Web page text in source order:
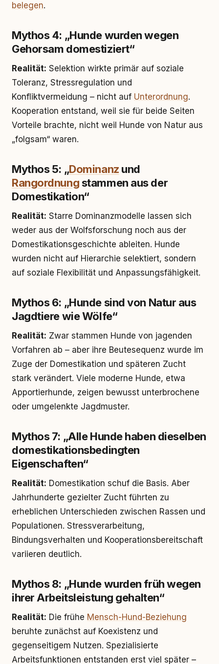
belegen.
Mythos 4: „Hunde wurden wegen
Gehorsam domestiziert“
Realität: Selektion wirkte primär auf soziale
Toleranz, Stressregulation und
Konfliktvermeidung – nicht auf Unterordnung.
Kooperation entstand, weil sie für beide Seiten
Vorteile brachte, nicht weil Hunde von Natur aus
„folgsam“ waren.
Mythos 5: „Dominanz und
Rangordnungstammen aus der
Domestikation“
Realität: Starre Dominanzmodelle lassen sich
weder aus der Wolfsforschung noch aus der
Domestikationsgeschichte ableiten. Hunde
wurden nicht auf Hierarchie selektiert, sondern
auf soziale Flexibilität und Anpassungsfähigkeit.
Mythos 6: „Hunde sind von Natur aus
Jagdtiere wie Wölfe“
Realität: Zwar stammen Hunde von jagenden
Vorfahren ab – aber ihre Beutesequenz wurde im
Zuge der Domestikation und späteren Zucht
stark verändert. Viele moderne Hunde, etwa
Apportierhunde, zeigen bewusst unterbrochene
oder umgelenkte Jagdmuster.
Mythos 7: „Alle Hunde haben dieselben
domestikationsbedingten
Eigenschaften“
Realität: Domestikation schuf die Basis. Aber
Jahrhunderte gezielter Zucht führten zu
erheblichen Unterschieden zwischen Rassen und
Populationen. Stressverarbeitung,
Bindungsverhalten und Kooperationsbereitschaft
variieren deutlich.
Mythos 8: „Hunde wurden früh wegen
ihrer Arbeitsleistung gehalten“
Realität: Die frühe Mensch-Hund-Beziehung
beruhte zunächst auf Koexistenz und
gegenseitigem Nutzen. Spezialisierte
Arbeitsfunktionen entstanden erst viel später –